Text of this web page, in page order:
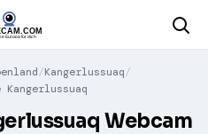
Kangerlussuaq
Webcam